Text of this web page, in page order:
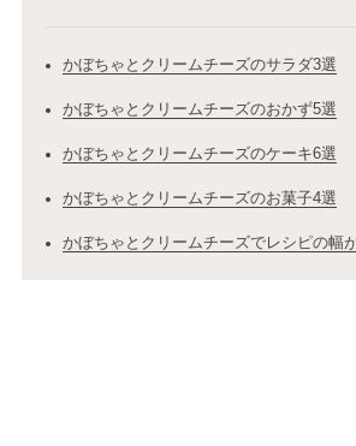
かぼちゃとクリームチーズのサラダ3選
かぼちゃとクリームチーズのおかず5選
かぼちゃとクリームチーズのケーキ6選
かぼちゃとクリームチーズのお菓子4選
かぼちゃとクリームチーズでレシピの幅